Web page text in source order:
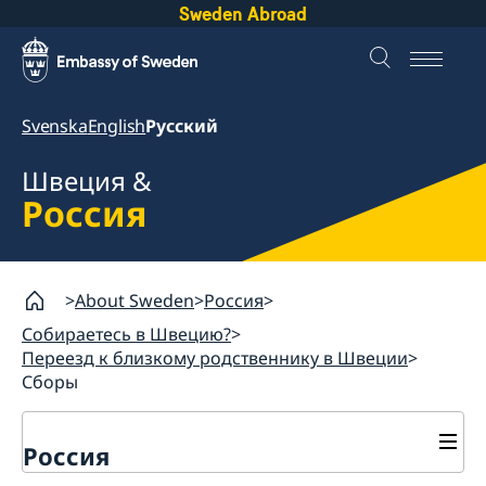
Sweden Abroad
SvenskaEnglishРусский
Швеция &
Россия
About Sweden Россия
Собираетесь в Швецию?
Переезд к близкому родственнику в Швеции
Сборы
Россия